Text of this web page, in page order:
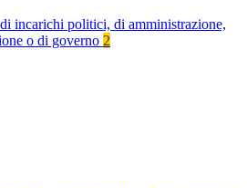
incarichi politici, di amministrazione,
o di governo 2